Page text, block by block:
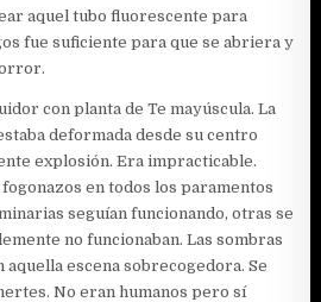
aquel tubo fluorescente para
fue suficiente para que se abriera y
con planta de Te mayúscula. La
deformada desde su centro
explosión. Era impracticable.
en todos los paramentos
seguían funcionando, otras se
no funcionaban. Las sombras
escena sobrecogedora. Se
No eran humanos pero sí